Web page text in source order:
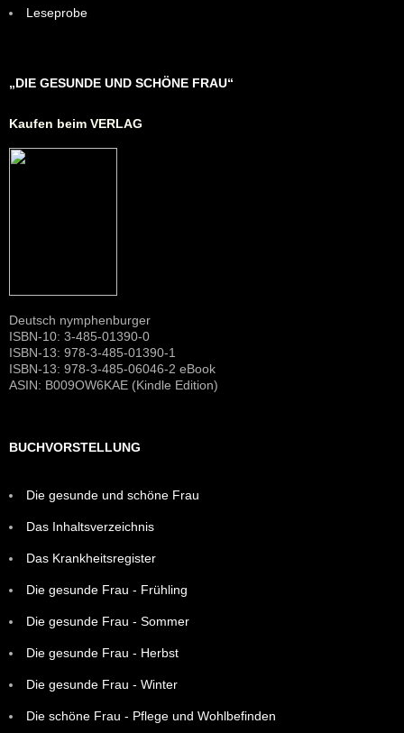
Leseprobe
„DIE GESUNDE UND SCHÖNE FRAU“
Kaufen beim VERLAG
Deutsch nymphenburger
ISBN-10: 3-485-01390-0
ISBN-13: 978-3-485-01390-1
ISBN-13: 978-3-485-06046-2 eBook
ASIN: B009OW6KAE (Kindle Edition)
BUCHVORSTELLUNG
Die gesunde und schöne Frau
Das Inhaltsverzeichnis
Das Krankheitsregister
Die gesunde Frau - Frühling
Die gesunde Frau - Sommer
Die gesunde Frau - Herbst
Die gesunde Frau - Winter
Die schöne Frau - Pflege und Wohlbefinden